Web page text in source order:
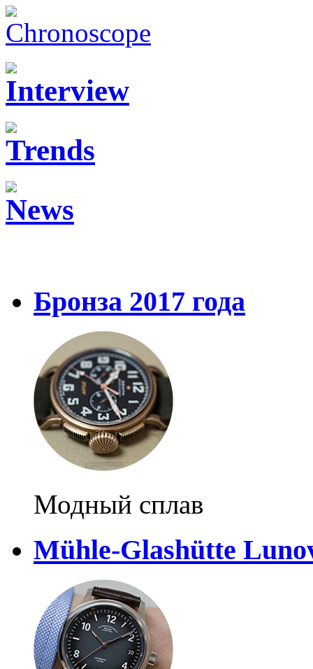
Бронза 2017 года
Модный сплав
Mühle-Glashütte